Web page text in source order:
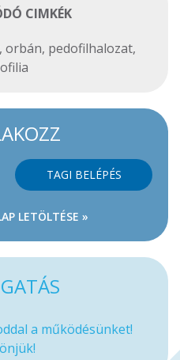
CIMKÉK
, orbán, pedofilhalozat,
TAGI BELÉPÉS
LETÖLTÉSE »
a működésünket!